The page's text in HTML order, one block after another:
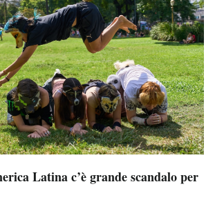
Latina c’è grande scandalo per